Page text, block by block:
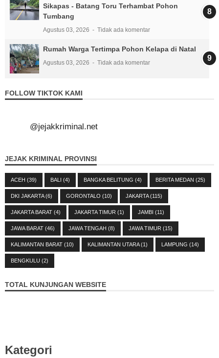
Sikapas - Batang Toru Terhambat Pohon
Tumbang
Agustus 03, 2026 Tidak ada komentar
Rumah Warga Tertimpa Pohon Kelapa di Natal
Agustus 03, 2026 Tidak ada komentar
FOLLOW TIKTOK KAMI
@jejakkriminal.net
JEJAK KRIMINAL PROVINSI
ACEH (39) BALI (4) BANGKA BELITUNG (4) BERITA MEDAN (25)
DKI JAKARTA(6) GORONTALO (10) JAKARTA(115)
JAKARTA BARAT (4) JAKARTA TIMUR (1) JAMBI (11)
JAWA BARAT (46) JAWA TENGAH (8) JAWA TIMUR (15)
KALIMANTAN BARAT (10) KALIMANTAN UTARA(1) LAMPUNG (14)
BENGKULU (2)
TOTAL KUNJUNGAN WEBSITE
Kategori